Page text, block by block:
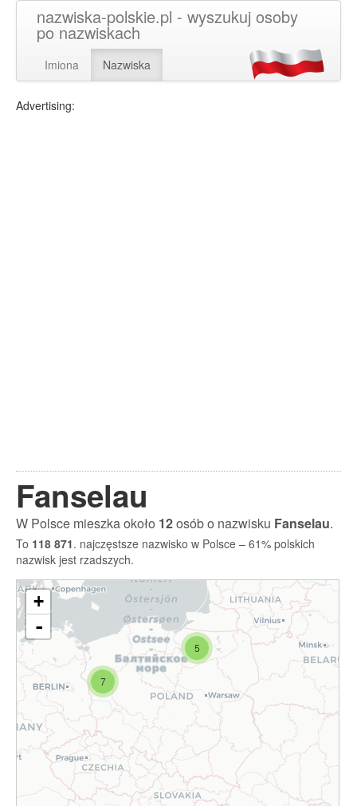
nazwiska-polskie.pl - wyszukuj osoby
po nazwiskach
Imiona Nazwiska
Advertising:
Fanselau
W Polsce mieszka około 12osób o nazwisku Fanselau.
To 118 871. najczęstsze nazwisko w Polsce – 61% polskich
nazwisk jest rzadszych.
7
5
+
-